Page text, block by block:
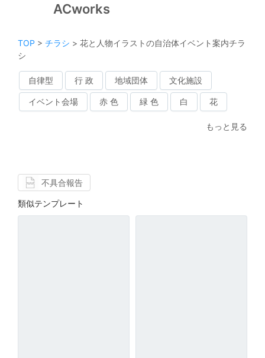
ACworks
TOP > チラシ > 花と人物イラストの自治体イベント案内チラ
シ
自律型 行 政 地域団体 文化施設
イベント会場 赤 色 緑 色 白 花
もっと見る
不具合報告
類似テンプレート